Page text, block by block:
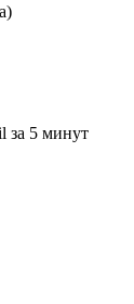
за 5 минут